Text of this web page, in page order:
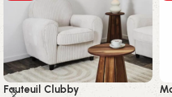
Fauteuil Clubby